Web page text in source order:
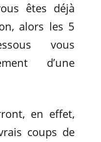
êtes déjà
alors les 5
vous
d’une
en effet,
coups de